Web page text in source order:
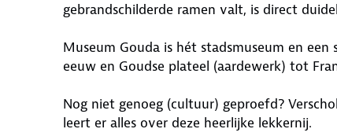
gebrandschilderde ramen valt, is direct
Museum Gouda is hét stadsmuseum en
eeuw en Goudse plateel (aardewerk) tot
Nog niet genoeg (cultuur) geproefd?
leert er alles over deze heerlijke lekkernij.